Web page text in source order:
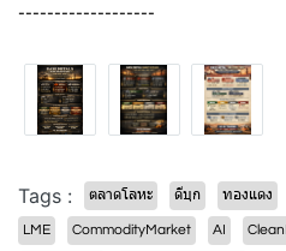
-------------------
Tags : ตลาดโลหะ ดีบุก ทองแดง
LME CommodityMarket AI